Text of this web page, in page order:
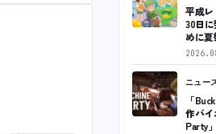
平成レ
30日
めに
ニュー
「
作バイ
Party